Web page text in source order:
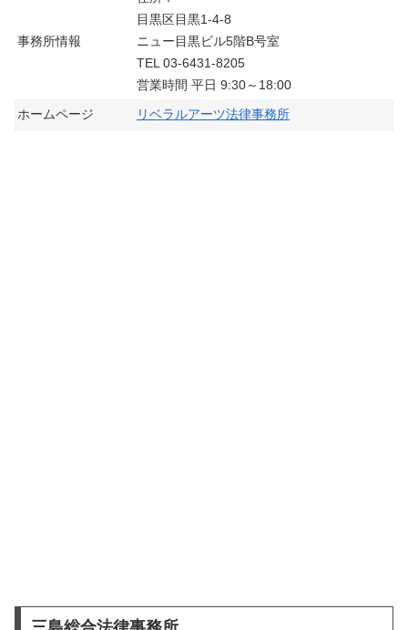
事務所情報
目黒区目黒1-4-8
ニュー目黒ビル5階B号室
TEL 03-6431-8205
営業時間 平日 9:30～18:00
ホームページ リベラルアーツ法律事務所